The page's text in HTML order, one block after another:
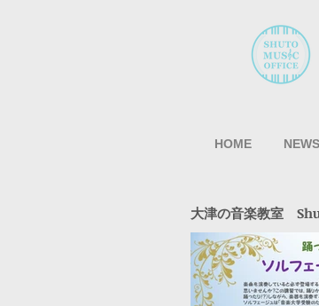
HOME NEWS
大津の音楽教室